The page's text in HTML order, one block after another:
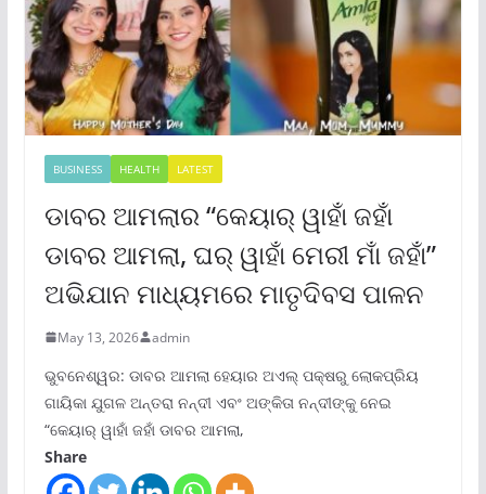
BUSINESS HEALTH LATEST
ଡାବର ଆମଲାର “କେୟାର୍ ୱାହାଁ ଜହାଁ
ଡାବର ଆମଲା, ଘର୍ ୱାହାଁ ମେରୀ ମାଁ ଜହାଁ”
ଅଭିଯାନ ମାଧ୍ୟମରେ ମାତୃଦିବସ ପାଳନ
May 13, 2026 admin
ଭୁବନେଶ୍ୱର: ଡାବର ଆମଲା ହେୟାର ଅଏଲ୍ ପକ୍ଷରୁ ଲୋକପ୍ରିୟ
ଗାୟିକା ଯୁଗଳ ଅନ୍ତରା ନନ୍ଦୀ ଏବଂ ଅଙ୍କିତା ନନ୍ଦୀଙ୍କୁ ନେଇ
“କେୟାର୍ ୱାହାଁ ଜହାଁ ଡାବର ଆମଲା,
Share